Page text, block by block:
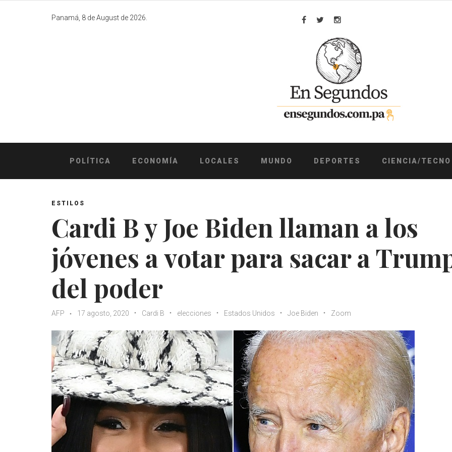
Panamá, 8 de August de 2026.
Facebook
TwitterInstagram
POLÍTICA ECONOMÍA LOCALES MUNDO DEPORTES CIENCIA/TECNO
ESTILOS
Cardi B y Joe Biden llaman a los
jóvenes a votar para sacar a
del poder
AFP 17 agosto, 2020 Cardi B elecciones Estados Unidos Joe Biden Zoom